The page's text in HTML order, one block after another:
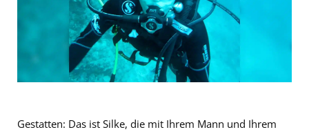
Gestatten: Das ist Silke, die mit Ihrem Mann und Ihrem